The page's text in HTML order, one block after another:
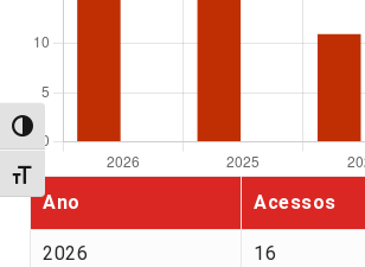
Alternar alto contraste
Alternar tamanho da fonte
Ano Acessos
2026 16